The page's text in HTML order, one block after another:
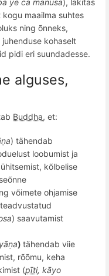
maailma suhtes
ning õnneks,
juhenduse kohaselt
pidi eri suundadesse.
alguses,
Buddha, et:
) tähendab
loobumist ja
kõlbelise
õnne
võimete ohjamise
) saavutamist
) tähendab viie
rõõmu, keha
(pīti, kāyo